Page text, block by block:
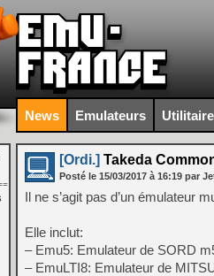
News Emulateurs
[Ordi.] Takeda
Posté le 15/03/2017 à 16:19 par
Il ne s’agit pas d’un émulateur
Elle inclut:
– Emu5: Emulateur de SORD
– EmuLTI8: Emulateur de